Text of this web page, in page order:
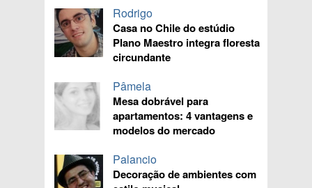
Rodrigo
Casa no Chile do estúdio
Plano Maestro integra floresta
circundante
Pâmela
Mesa dobrável para
apartamentos: 4 vantagens e
modelos do mercado
Palancio
Decoração de ambientes com